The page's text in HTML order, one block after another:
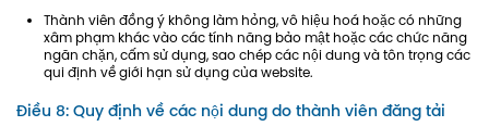
Thành viên đồng ý không làm hỏng, vô hiệu hoá hoặc có những
xâm phạm khác vào các tính năng bảo mật hoặc các chức năng
ngăn chặn, cấm sử dụng, sao chép các nội dung và tôn trọng các
qui định về giới hạn sử dụng của website.
Điều 8: Quy định về các nội dung do thành viên đăng tải